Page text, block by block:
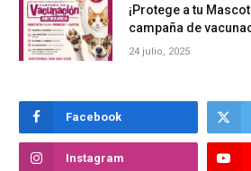
¡Protege a tu
campaña de
24 julio, 2025
Facebook
Instagram